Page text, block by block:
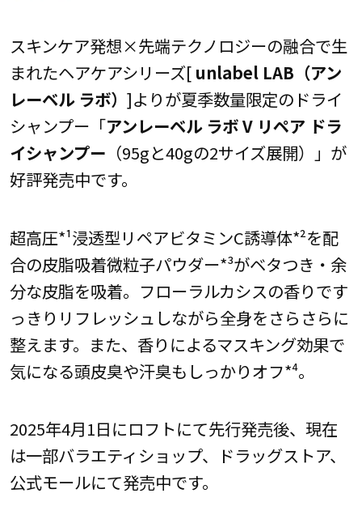
スキンケア発想×先端テクノロジーの融合で生
まれたヘアケアシリーズ[ unlabel LAB（アン
レーベル ラボ） ]よりが夏季数量限定のドライ
シャンプー「アンレーベル ラボ V リペア ドラ
イシャンプー （95gと40gの2サイズ展開）」が
好評発売中です。
超高圧*¹浸透型リペアビタミンC誘導体*²を配
合の皮脂吸着微粒子パウダー*³がベタつき・余
分な皮脂を吸着。フローラルカシスの香りです
っきりリフレッシュしながら全身をさらさらに
整えます。また、香りによるマスキング効果で
気になる頭皮臭や汗臭もしっかりオフ*⁴。
2025年4月1日にロフトにて先行発売後、現在
は一部バラエティショップ、ドラッグストア、
公式モールにて発売中です。